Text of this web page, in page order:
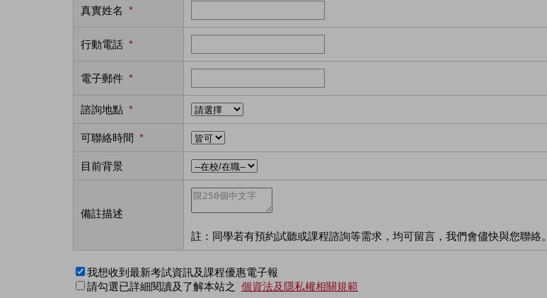
真實姓名 *
行動電話 *
電子郵件 *
諮詢地點 *
可聯絡時間 *
目前背景
備註描述
註：同學若有預約試聽或課程諮詢等需求，均可留言，我們會儘快與您聯絡。
我想收到最新考試資訊及課程優惠電子報
請勾選已詳細閱讀及了解本站之 個資法及隱私權相關規範